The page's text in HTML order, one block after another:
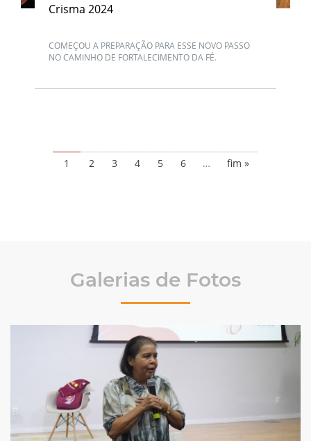
Crisma 2024
COMEÇOU A PREPARAÇÃO PARA ESSE NOVO PASSO
NO CAMINHO DE FORTALECIMENTO DA FÉ.
1 2 3 4 5 6 … fim »
Galerias de Fotos